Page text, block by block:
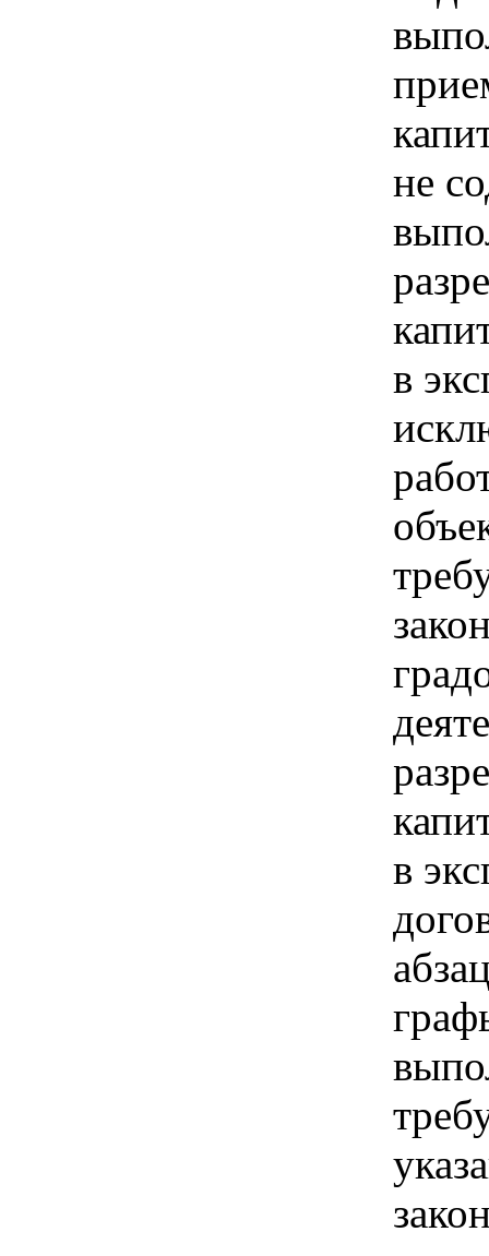
не
в
в